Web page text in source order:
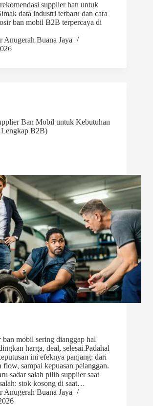
supplier ban untuk
data industri terbaru dan cara
ban mobil B2B terpercaya di
Anugerah Buana Jaya
Ban Mobil untuk Kebutuhan
Lengkap B2B)
mobil sering dianggap hal
harga, deal, selesai.Padahal
ini efeknya panjang: dari
flow, sampai kepuasan pelanggan.
sadar salah pilih supplier saat
stok kosong di saat…
Anugerah Buana Jaya